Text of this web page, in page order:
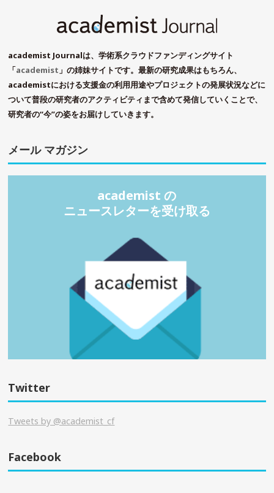
academist Journalは、学術系クラウドファンディングサイト
「academist 」の姉妹サイトです。最新の研究成果はもちろん、
academistにおける支援金の利用用途やプロジェクトの発展状況などに
ついて普段の研究者のアクティビティまで含めて発信していくことで、
研究者の“今”の姿をお届けしていきます。
メール マガジン
academist の
ニュースレターを受け取る
Twitter
Tweets by @academist_cf
Facebook